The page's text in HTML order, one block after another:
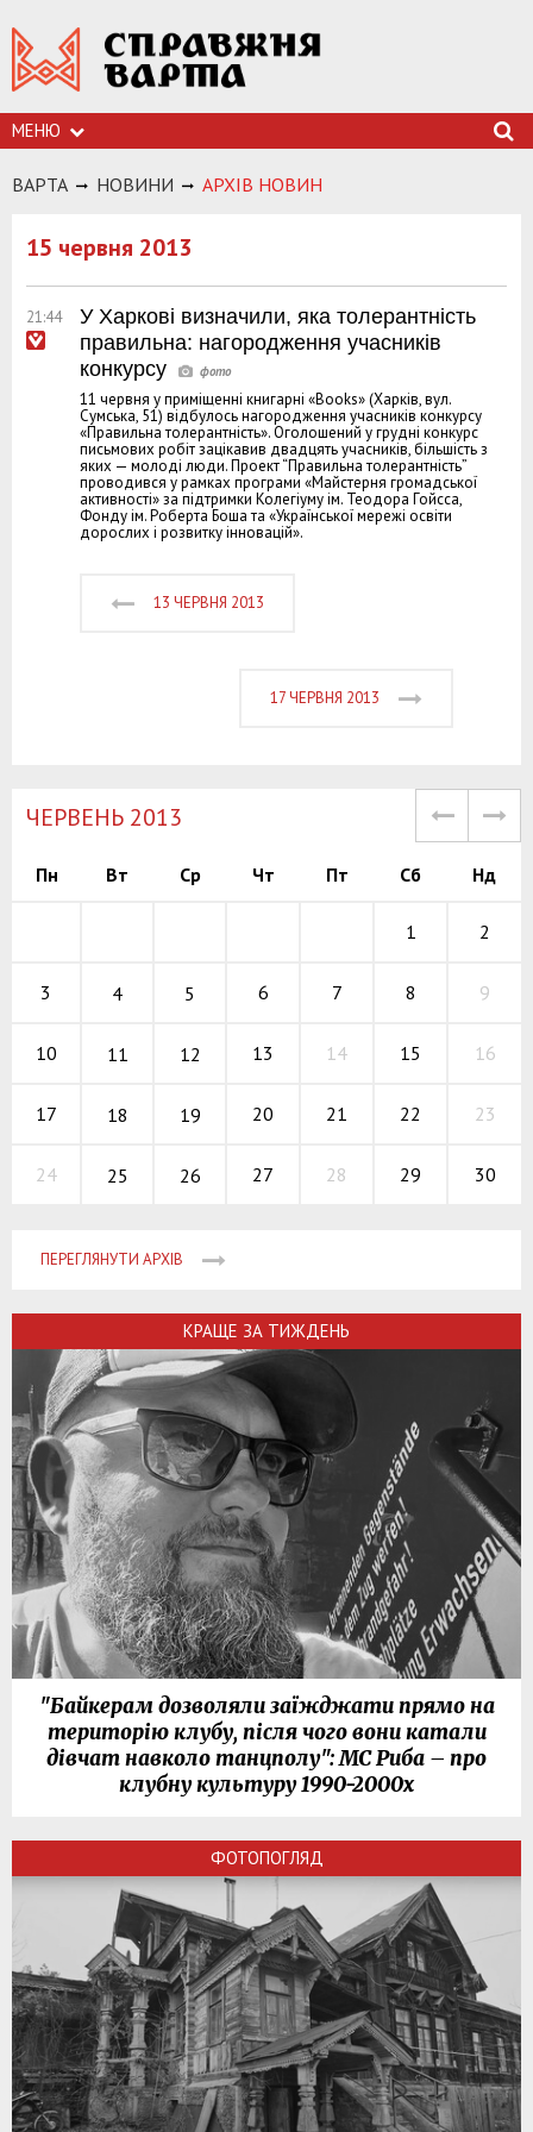
МЕНЮ
ВАРТА НОВИНИ АРХIВ НОВИН
15 червня 2013
21:44
У Харкові визначили, яка толерантність
правильна: нагородження учасників
конкурсу
11 червня у приміщенні книгарні «Books» (Харків, вул.
Сумська, 51) відбулось нагородження учасників конкурсу
«Правильна толерантність». Оголошений у грудні конкурс
письмових робіт зацікавив двадцять учасників, більшість з
яких — молоді люди. Проект “Правильна толерантність”
проводився у рамках програми «Майстерня громадської
активності» за підтримки Колегіуму ім. Теодора Гойсса,
Фонду ім. Роберта Боша та «Української мережі освіти
дорослих і розвитку інновацій».
13 ЧЕРВНЯ 2013
17 ЧЕРВНЯ 2013
ЧЕРВЕНЬ 2013
Пн Вт Ср Чт Пт Сб Нд
1 2
3 4 5 6 7 8 9
10 11 12 13 14 15 16
17 18 19 20 21 22 23
24 25 26 27 28 29 30
ПЕРЕГЛЯНУТИ АРХІВ
КРАЩЕ ЗА ТИЖДЕНЬ
"Байкерам дозволяли заїжджати прямо на
територію клубу, після чого вони катали
дівчат навколо танцполу": МС Риба – про
клубну культуру 1990-2000х
ФОТОПОГЛЯД